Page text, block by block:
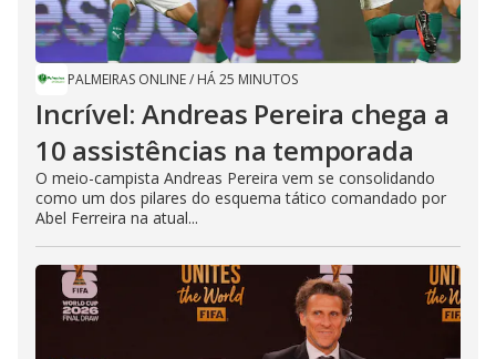
PALMEIRAS ONLINE/ HÁ 25 MINUTOS
Incrível: Andreas Pereira chega a
10 assistências na temporada
O meio-campista Andreas Pereira vem se consolidando
como um dos pilares do esquema tático comandado por
Abel Ferreira na atual...